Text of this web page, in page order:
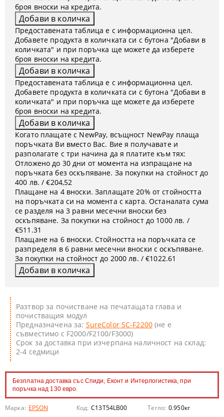
Разтвор за почистване на печатащата глава и
почистващия модул
Предназначена за: SureColor SC-F2200 (не е
съвместимо с F2000/F2100/F3000)
Срок за доставка при изчерпана наличност на склад:
2-4 седмици
Безплатна доставка със Спиди, Еконт и Интерлогистика, при
поръчка над 130 евро.
Марка: EPSON Код: C13T54LB00 Тегло: 0.950кг
броя вноски на кредита.
Предоставената таблица е с информационна цел.
Добавете продукта в количката си с бутона "Добави в
количката" и при поръчка ще можете да изберете
броя вноски на кредита.
Предоставената таблица е с информационна цел.
Добавете продукта в количката си с бутона "Добави в
количката" и при поръчка ще можете да изберете
броя вноски на кредита.
Когато плащате с NewPay, всъщност NewPay плаща
поръчката Ви вместо Вас. Вие я получавате и
разполагате с три начина да я платите към тях:
Отложено до 30 дни от момента на изпращане на
поръчката без оскъпяване. За покупки на стойност до
400 лв. / €204,52
Плащане на 4 вноски. Заплащате 20% от стойността
на поръчката си на момента с карта. Останалата сума
се разделя на 3 равни месечни вноски без
оскъпяване. За покупки на стойност до 1000 лв. /
€511.31
Плащане на 6 вноски. Стойността на поръчката се
разпределя в 6 равни месечни вноски с оскъпяване.
За покупки на стойност до 2000 лв. / €1022.61